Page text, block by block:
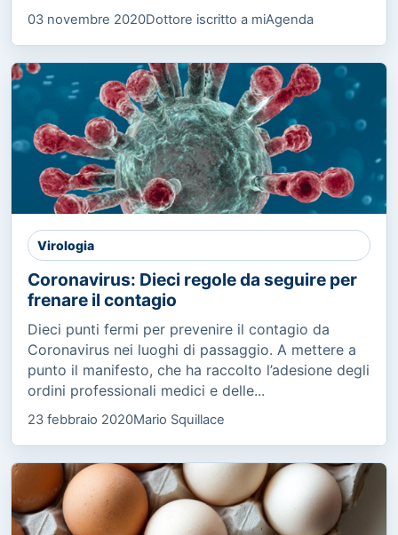
03 novembre 2020Dottore iscritto a miAgenda
Virologia
Coronavirus: Dieci regole da seguire per
frenare il contagio
Dieci punti fermi per prevenire il contagio da
Coronavirus nei luoghi di passaggio. A mettere a
punto il manifesto, che ha raccolto l’adesione degli
ordini professionali medici e delle...
23 febbraio 2020Mario Squillace